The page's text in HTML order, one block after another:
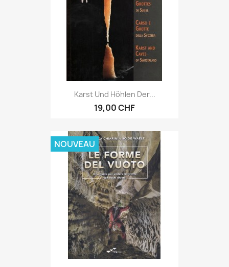
Karst Und Höhlen Der...
19,00 CHF
NOUVEAU